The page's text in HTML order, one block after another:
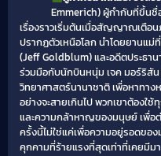
Emmerich) ผู้กำกับที่ขึ้นชื่
เรื่องราวเริ่มต้นเมื่อสัญญาณเตือ
ปรากฏตัวเหนือโลก นำโดยยานแ
(Jeff Goldblum) และอดีตประธา
ร่วมมือกับนักบินหนุ่ม เจค มอร์ริสั
วิทยาศาสตร์นานาชาติ เพื่อหาทา
อย่างจะสายเกินไป พวกเขาต้อง
และความกล้าหาญของมนุษย์ เพื่อ
ครั้งนี้ไม่ใช่แค่เพื่อความอยู่รอดขอ
คุกคามที่ร้ายแรงที่สุดเท่าที่เคยมีมา